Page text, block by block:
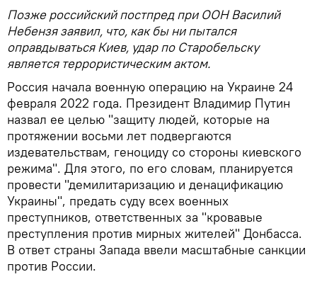
Позже российский постпред при ООН Василий
Небензя заявил, что, как бы ни пытался
оправдываться Киев, удар по Старобельску
является террористическим актом.
Россия начала военную операцию на Украине 24
февраля 2022 года. Президент Владимир Путин
назвал ее целью "защиту людей, которые на
протяжении восьми лет подвергаются
издевательствам, геноциду со стороны киевского
режима". Для этого, по его словам, планируется
провести "демилитаризацию и денацификацию
Украины", предать суду всех военных
преступников, ответственных за "кровавые
преступления против мирных жителей" Донбасса.
В ответ страны Запада ввели масштабные санкции
против России.